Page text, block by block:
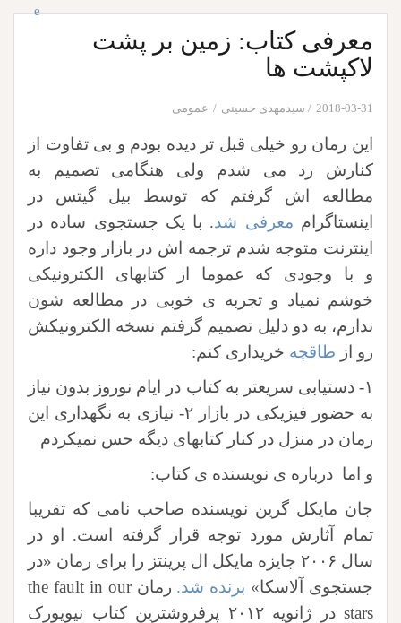
معرفی کتاب: زمین بر پشت
لاکپشت ها
2018-03-31 سیدمهدی حسینی عمومی
این رمان رو خیلی قبل تر دیده بودم و بی تفاوت از
کنارش رد می شدم ولی هنگامی تصمیم به
مطالعه اش گرفتم که توسط بیل گیتس در
اینستاگرام معرفی شد. با یک جستجوی ساده در
اینترنت متوجه شدم ترجمه اش در بازار وجود داره
و با وجودی که عموما از کتابهای الکترونیکی
خوشم نمیاد و تجربه ی خوبی در مطالعه شون
ندارم، به دو دلیل تصمیم گرفتم نسخه الکترونیکش
رو از طاقچه خریداری کنم:
۱- دستیابی سریعتر به کتاب در ایام نوروز بدون نیاز
به حضور فیزیکی در بازار ۲- نیازی به نگهداری این
رمان در منزل در کنار کتابهای دیگه حس نمیکردم
و اما درباره ی نویسنده ی کتاب:
جان مایکل گرین نویسنده صاحب نامی که تقریبا
تمام آثارش مورد توجه قرار گرفته است. او در
سال ۲۰۰۶ جایزه مایکل ال پرینتز را برای رمان «در
جستجوی آلاسکا» برنده شد.
رمان the fault in our
stars در ژانویه ۲۰۱۲ پرفروشترین کتاب نیویورک